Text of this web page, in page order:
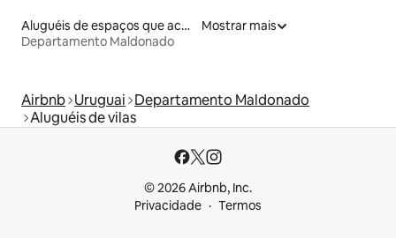
Aluguéis de espaços que aceitam animais de estimação
Departamento Maldonado
Mostrar mais
Airbnb Uruguai Departamento Maldonado
Aluguéis de vilas
© 2026 Airbnb, Inc.
Privacidade
Termos